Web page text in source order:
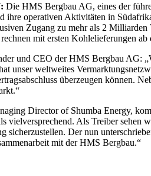
Die HMS Bergbau AG, eines der
ihre operativen Aktivitäten in
Zugang zu mehr als 2
mit ersten Kohlelieferungen ab
und CEO der HMS Bergbau AG:
unser weltweites
überzeugen können.
Director of Shumba Energy,
vielversprechend. Als Treiber sehen
sicherzustellen. Der nun
mit der HMS Bergbau.“